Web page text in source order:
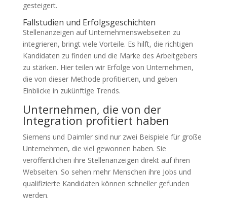
gesteigert.
Fallstudien und Erfolgsgeschichten
Stellenanzeigen auf Unternehmenswebseiten zu
integrieren, bringt viele Vorteile. Es hilft, die richtigen
Kandidaten zu finden und die Marke des Arbeitgebers
zu stärken. Hier teilen wir Erfolge von Unternehmen,
die von dieser Methode profitierten, und geben
Einblicke in zukünftige Trends.
Unternehmen, die von der
Integration profitiert haben
Siemens und Daimler sind nur zwei Beispiele für große
Unternehmen, die viel gewonnen haben. Sie
veröffentlichen ihre Stellenanzeigen direkt auf ihren
Webseiten. So sehen mehr Menschen ihre Jobs und
qualifizierte Kandidaten können schneller gefunden
werden.